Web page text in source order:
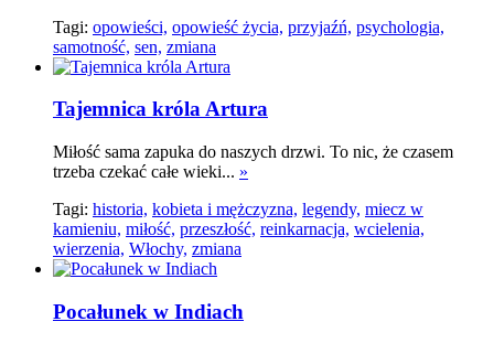
Tagi: opowieści, opowieść życia, przyjaźń, psychologia,
samotność, sen, zmiana
Tajemnica króla Artura
Miłość sama zapuka do naszych drzwi. To nic, że czasem
trzeba czekać całe wieki... »
Tagi: historia, kobieta i mężczyzna, legendy, miecz w
kamieniu, miłość, przeszłość, reinkarnacja, wcielenia,
wierzenia, Włochy, zmiana
Pocałunek w Indiach